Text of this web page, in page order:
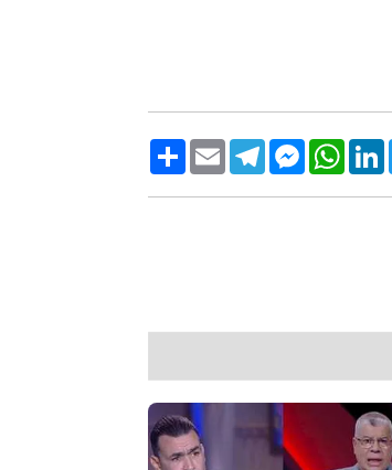
ShareEmail
Telegram
MessengerWhatsAppLinkedIn